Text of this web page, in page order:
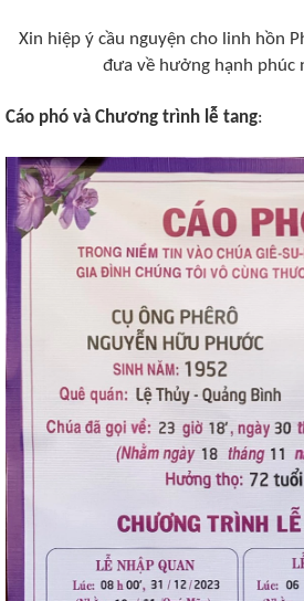
Xin hiệp ý cầu nguyện cho linh hồn
đưa về hưởng hạnh phúc
Cáo phó và Chương trình lễ tang: